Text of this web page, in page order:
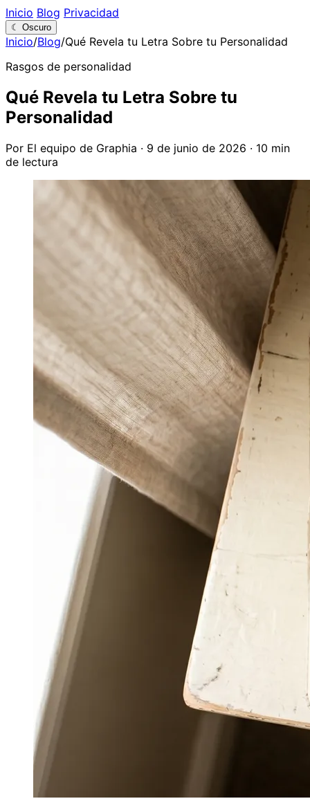
Inicio Blog Privacidad
☾ Oscuro
Inicio/Blog/Qué Revela tu Letra Sobre tu Personalidad
Rasgos de personalidad
Qué Revela tu Letra Sobre tu
Personalidad
Por El equipo de Graphia · 9 de junio de 2026 · 10 min
de lectura